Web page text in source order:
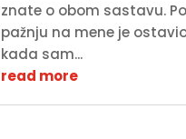
znate o obom sastavu.
pažnju na mene je
kada sam...
read more